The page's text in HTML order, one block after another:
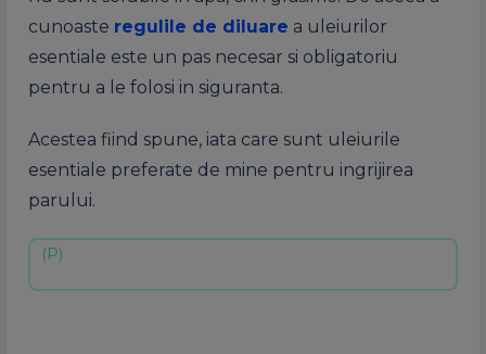
cunoaste regulile de diluare a uleiurilor
esentiale este un pas necesar si obligatoriu
pentru a le folosi in siguranta.
Acestea fiind spune, iata care sunt uleiurile
esentiale preferate de mine pentru ingrijirea
parului.